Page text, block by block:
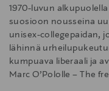
1970-luvun
suosioon nousseina
unisex-collegepaidan,
lähinnä
kumpuava liberaali ja
Marc O’Pololle – The